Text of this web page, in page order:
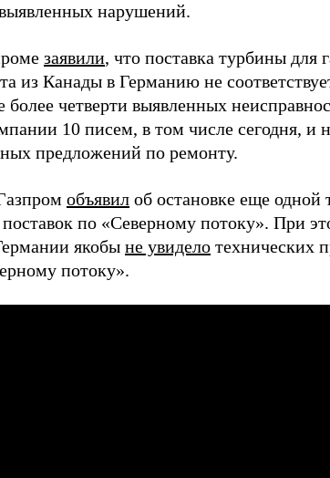
нарушений.
заявили, что поставка турбины для
из Канады в Германию не
более четверти выявленных
10 писем, в том числе сегодня, и
предложений по ремонту.
объявил об остановке еще
по «Северному потоку». При
якобы не увидело технических
потоку».